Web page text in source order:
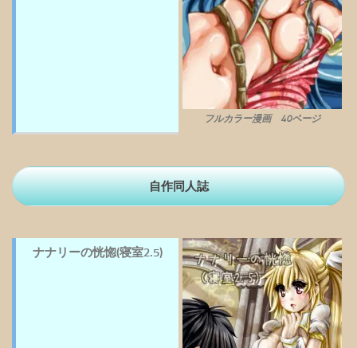
フルカラー漫画 40ページ
自作同人誌
ナナリーの恍惚(寝室2.5)